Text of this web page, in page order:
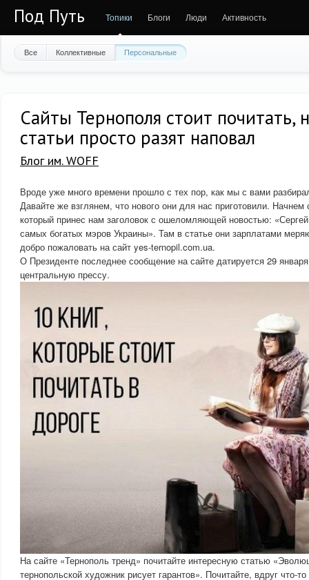
Под Путь Топики Блоги Люди Активность
Все Коллективные Персональные
Сайты Тернополя стоит почитать,
статьи просто разят наповал
Блог им. WOFF
Вроде уже много времени прошло с тех пор, как мы с вами
Давайте же взглянем, что нового они для нас приготовили. Начнем
который принес нам заголовок с ошеломляющей новостью:
самых богатых мэров Украины». Там в статье они зарплатами
добро пожаловать на сайт yes-ternopil.com.ua.
О Президенте последнее сообщение на сайте датируется 29
центральную прессу.
На сайте «Тернополь тренд» почитайте интересную статью
тернопольской художник рисует гарантов». Почитайте, вдруг что-